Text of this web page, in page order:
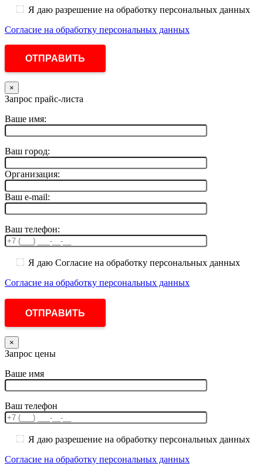
Я даю разрешение на обработку персональных данных
Согласие на обработку персональных данных
×
Запрос прайс-листа
Ваше имя:
Ваш город:
Организация:
Ваш e-mail:
Ваш телефон:
Я даю Согласие на обработку персональных данных
Согласие на обработку персональных данных
×
Запрос цены
Ваше имя
Ваш телефон
Я даю разрешение на обработку персональных данных
Согласие на обработку персональных данных